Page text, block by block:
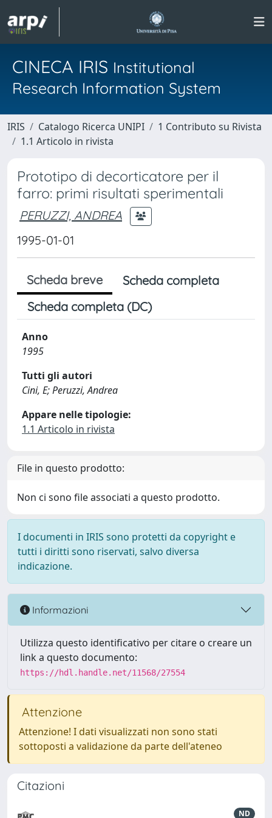
CINECA IRIS Institutional
Research Information System
IRIS Catalogo Ricerca UNIPI
1 Contributo su Rivista
1.1 Articolo in rivista
Prototipo di decorticatore per il
farro: primi risultati sperimentali
PERUZZI, ANDREA
1995-01-01
Scheda breve
Scheda completa
Scheda completa (DC)
Anno
1995
Tutti gli autori
Cini, E; Peruzzi, Andrea
Appare nelle tipologie:
1.1 Articolo in rivista
File in questo prodotto:
Non ci sono file associati a questo prodotto.
I documenti in IRIS sono protetti da copyright e
tutti i diritti sono riservati, salvo diversa
indicazione.
Informazioni
Utilizza questo identificativo per citare o creare un
link a questo documento:
https://hdl.handle.net/11568/27554
Attenzione
Attenzione! I dati visualizzati non sono stati
sottoposti a validazione da parte dell'ateneo
Citazioni
ND